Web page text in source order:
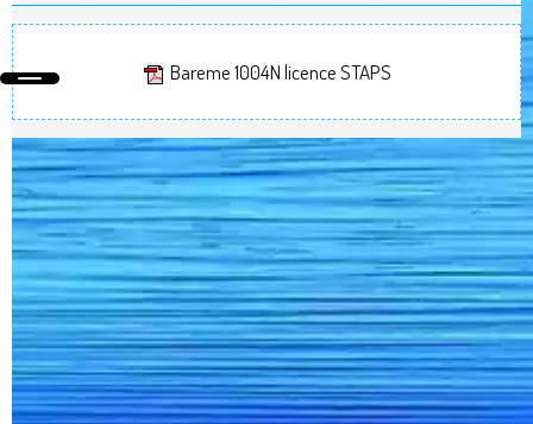
Bareme 1004N licence STAPS